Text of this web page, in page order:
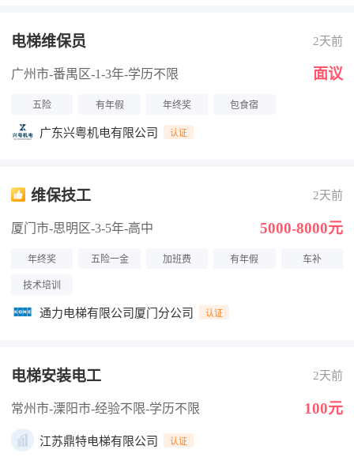
电梯维保员 2天前
广州市-番禺区-1-3年-学历不限 面议
五险 有年假 年终奖 包食宿
广东兴粤机电有限公司 认证
维保技工 2天前
厦门市-思明区-3-5年-高中 5000-8000元
年终奖 五险一金 加班费 有年假 车补
技术培训
通力电梯有限公司厦门分公司 认证
电梯安装电工 2天前
常州市-溧阳市-经验不限-学历不限 100元
江苏鼎特电梯有限公司 认证